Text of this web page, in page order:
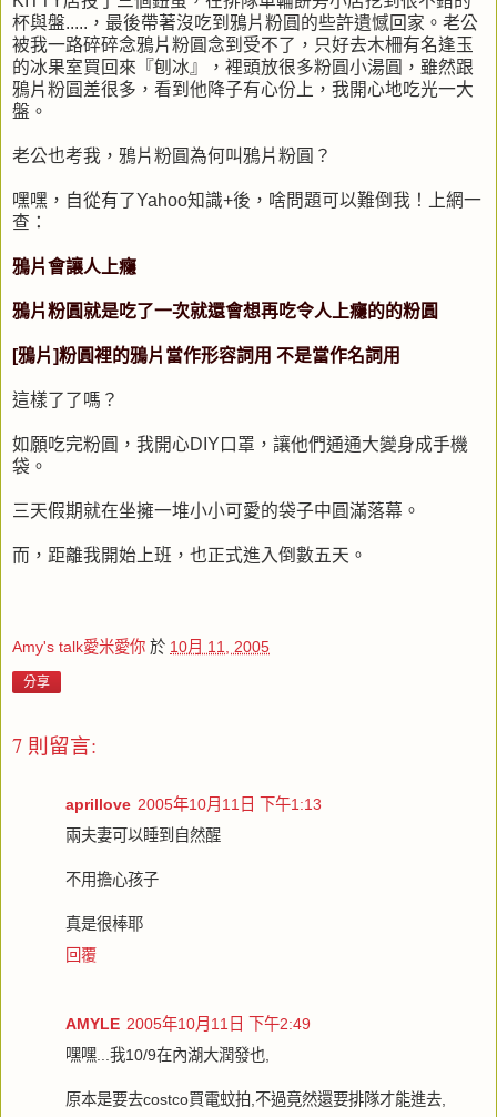
杯與盤.....，最後帶著沒吃到鴉片粉圓的些許遺憾回家。老公
被我一路碎碎念鴉片粉圓念到受不了，只好去木柵有名逢玉
的冰果室買回來『刨冰』，裡頭放很多粉圓小湯圓，雖然跟
鴉片粉圓差很多，看到他降子有心份上，我開心地吃光一大
盤。
老公也考我，鴉片粉圓為何叫鴉片粉圓？
嘿嘿，自從有了Yahoo知識+後，啥問題可以難倒我！上網一
查：
鴉片會讓人上癮
鴉片粉圓就是吃了一次就還會想再吃令人上癮的的粉圓
[鴉片]粉圓裡的鴉片當作形容詞用 不是當作名詞用
這樣了了嗎？
如願吃完粉圓，我開心DIY口罩，讓他們通通大變身成手機
袋。
三天假期就在坐擁一堆小小可愛的袋子中圓滿落幕。
而，距離我開始上班，也正式進入倒數五天。
Amy's talk愛米愛你 於 10月 11, 2005
分享
7 則留言:
aprillove 2005年10月11日 下午1:13
兩夫妻可以睡到自然醒
不用擔心孩子
真是很棒耶
回覆
AMYLE 2005年10月11日 下午2:49
嘿嘿...我10/9在內湖大潤發也,
原本是要去costco買電蚊拍,不過竟然還要排隊才能進去,